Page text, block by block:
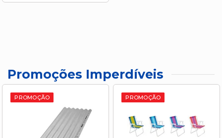
Promoções Imperdíveis
PROMOÇÃO PROMOÇÃO